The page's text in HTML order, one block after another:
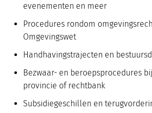
evenementen en meer
Procedures rondom
Omgevingswet
Handhavingstrajecten en
Bezwaar- en beroepsprocedures
provincie of rechtbank
Subsidiegeschillen en